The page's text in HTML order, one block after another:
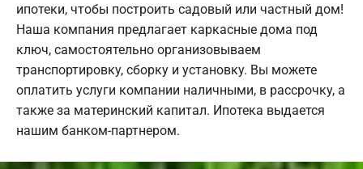
ипотеки, чтобы построить садовый или частный дом!
Наша компания предлагает каркасные дома под
ключ, самостоятельно организовываем
транспортировку, сборку и установку. Вы можете
оплатить услуги компании наличными, в рассрочку, а
также за материнский капитал. Ипотека выдается
нашим банком-партнером.